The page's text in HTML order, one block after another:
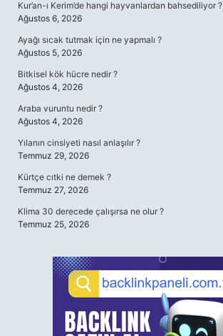
Kur’an-ı Kerim’de hangi hayvanlardan bahsediliyor ?
Ağustos 6, 2026
Ayağı sıcak tutmak için ne yapmalı ?
Ağustos 5, 2026
Bitkisel kök hücre nedir ?
Ağustos 4, 2026
Araba vuruntu nedir ?
Ağustos 4, 2026
Yılanın cinsiyeti nasıl anlaşılır ?
Temmuz 29, 2026
Kürtçe cıtki ne demek ?
Temmuz 27, 2026
Klima 30 derecede çalışırsa ne olur ?
Temmuz 25, 2026